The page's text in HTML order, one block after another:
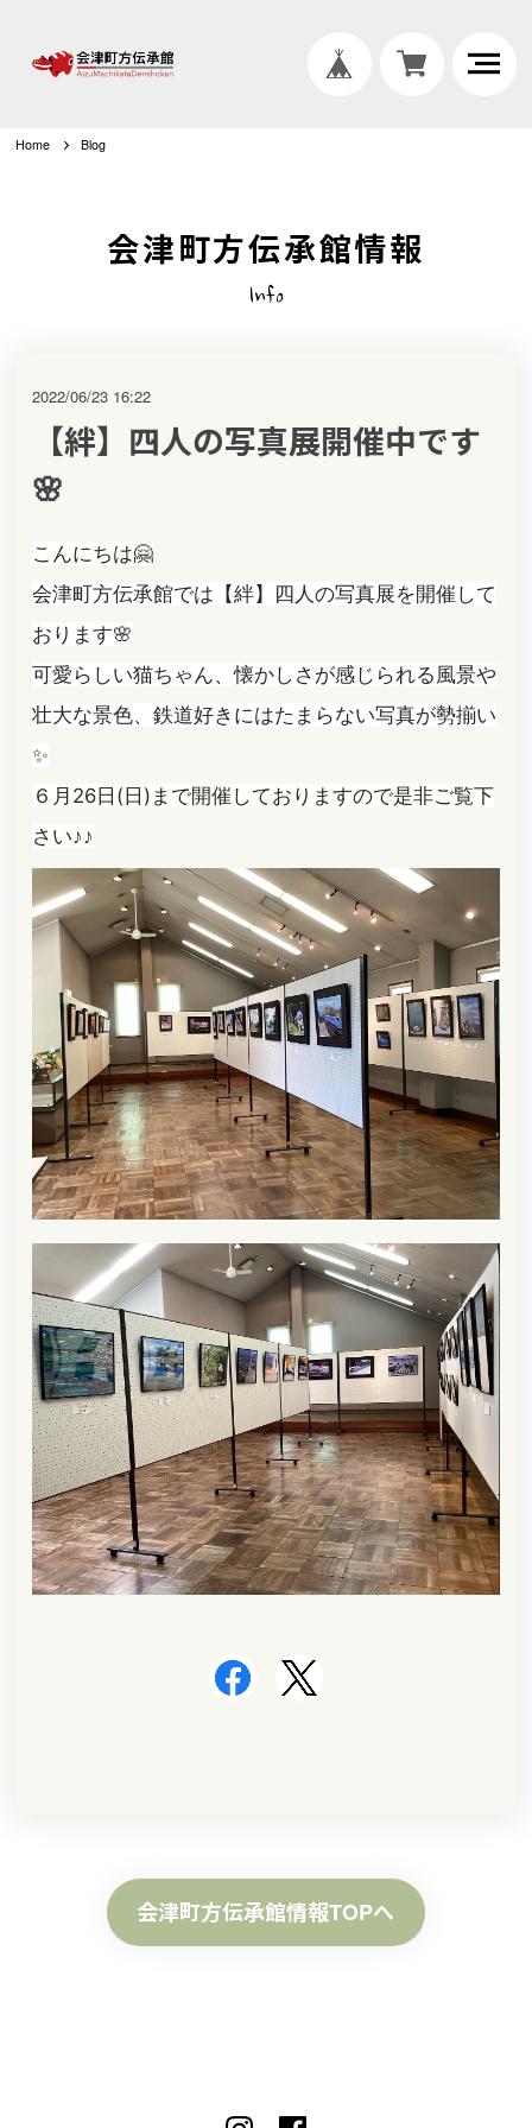
Home Blog
会津町方伝承館情報
Info
【絆】四人の写真展開催中です
🌸
2022/06/23 16:22
こんにちは🤗
会津町方伝承館では【絆】四人の写真展を開催して
おります🌸
可愛らしい猫ちゃん、懐かしさが感じられる風景や
壮大な景色、鉄道好きにはたまらない写真が勢揃い
✨
６月26日(日)まで開催しておりますので是非ご覧下
さい♪♪
会津町方伝承館情報TOPへ